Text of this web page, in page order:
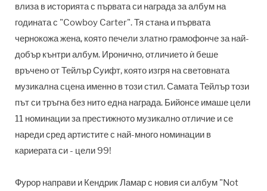
влиза в историята с първата си наградаза албум на
годината с "Cowboy Carter". Тя стана и първата
чернокожа жена, която печели златно грамофонче за най-
добър кънтри албум. Иронично, отличието ѝ беше
връчено от Тейлър Суифт, която изгря на световната
музикална сцена именно в този стил. Самата Тейлър този
път си тръгна без нито една награда. Бийонсе имаше цели
11 номинации за престижното музикално отличие и се
нареди сред артистите с най-много номинации в
кариерата си - цели 99!
Фурор направи и Кендрик Ламар с новия си албум "Not